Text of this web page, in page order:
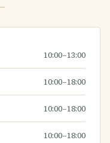
10:00–13:00
10:00–18:00
10:00–18:00
10:00–18:00